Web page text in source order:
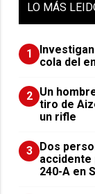
LO MÁS
1
cola del
2 Un
tiro de
un rifle
3
​Dos
accidente
240-A en